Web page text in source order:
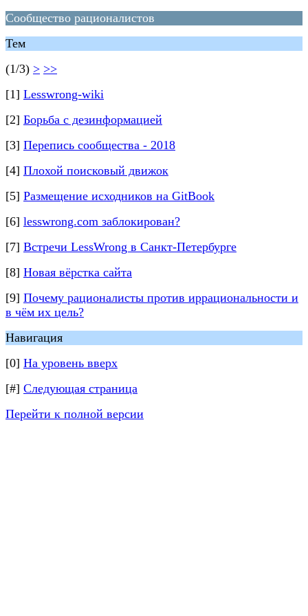
Сообщество рационалистов
Тем
(1/3) > >>
[1] Lesswrong-wiki
[2] Борьба с дезинформацией
[3] Перепись сообщества - 2018
[4] Плохой поисковый движок
[5] Размещение исходников на GitBook
[6] lesswrong.com заблокирован?
[7] Встречи LessWrong в Санкт-Петербурге
[8] Новая вёрстка сайта
[9] Почему рационалисты против иррациональности и
в чём их цель?
Навигация
[0] На уровень вверх
[#] Следующая страница
Перейти к полной версии